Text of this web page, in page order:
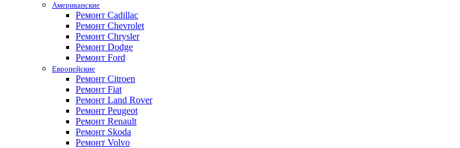
Американские
Ремонт Cadillac
Ремонт Chevrolet
Ремонт Chrysler
Ремонт Dodge
Ремонт Ford
Европейские
Ремонт Citroen
Ремонт Fiat
Ремонт Land Rover
Ремонт Peugeot
Ремонт Renault
Ремонт Skoda
Ремонт Volvo